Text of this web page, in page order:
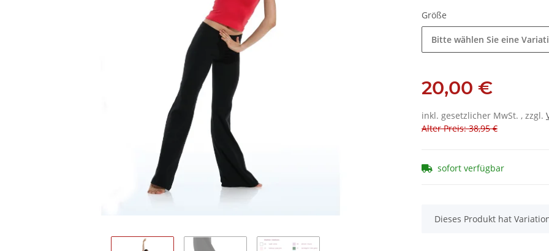
Größe
Bitte wählen Sie eine
20,00 €
inkl. gesetzlicher MwSt. , zzgl.
Alter Preis: 38,95 €
sofort verfügbar
x
Dieses Produkt hat